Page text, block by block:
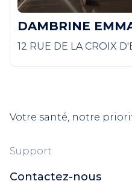
DAMBRINE
12 RUE DE LA CROIX
Votre santé, notre
Support
Contactez-nous